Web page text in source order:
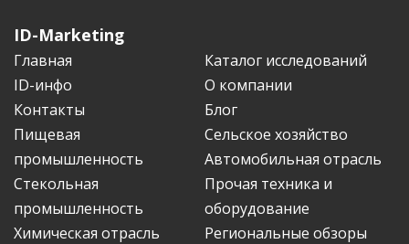
ID-Marketing
Главная
Каталог исследований
ID-инфо
О компании
Контакты
Блог
Пищевая
промышленность
Сельское хозяйство
Автомобильная отрасль
Стекольная
промышленность
Прочая техника и
оборудование
Химическая отрасль
Региональные обзоры